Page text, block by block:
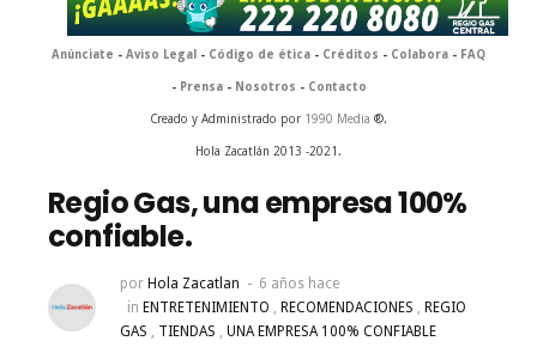
Anúnciate - Aviso Legal - Código de ética - Créditos - Colabora - FAQ
- Prensa- Nosotros - Contacto
Creado y Administrado por 1990 Media ®.
Hola Zacatlán 2013 -2021.
Regio Gas, una empresa 100%
confiable.
por Hola Zacatlan
6 años hace
in ENTRETENIMIENTO , RECOMENDACIONES , REGIO
GAS , TIENDAS , UNA EMPRESA 100% CONFIABLE